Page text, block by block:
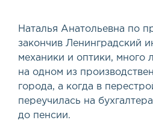
Наталья Анатольевна по
закончив Ленинградский
механики и оптики, много
на одном из
города, а когда в
переучилась на
до пенсии.